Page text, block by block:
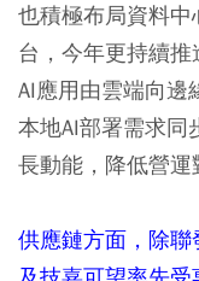
也積極布局資料中
台，今年更持續
AI應用由雲端向邊
本地AI部署需求同
長動能，降低營運
供應鏈方面，除